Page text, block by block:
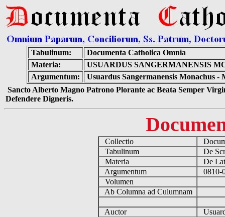
Tabulinum:
Documenta Catholica Omnia
Materia:
USUARDUS SANGERMANENSIS
Argumentum:
Usuardus Sangermanensis Monachus
Sancto Alberto Magno Patrono Plorante ac Beata Semper
Defendere Digneris.
Collectio
Tabulinum
De
Materia
De
Argumentum
0810-
Volumen
Ab Columna ad Culumnam
Auctor